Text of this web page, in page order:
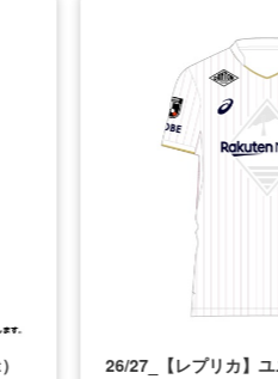
26/27_【レプリカ】